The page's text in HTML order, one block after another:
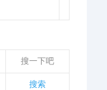
搜一下吧
搜索